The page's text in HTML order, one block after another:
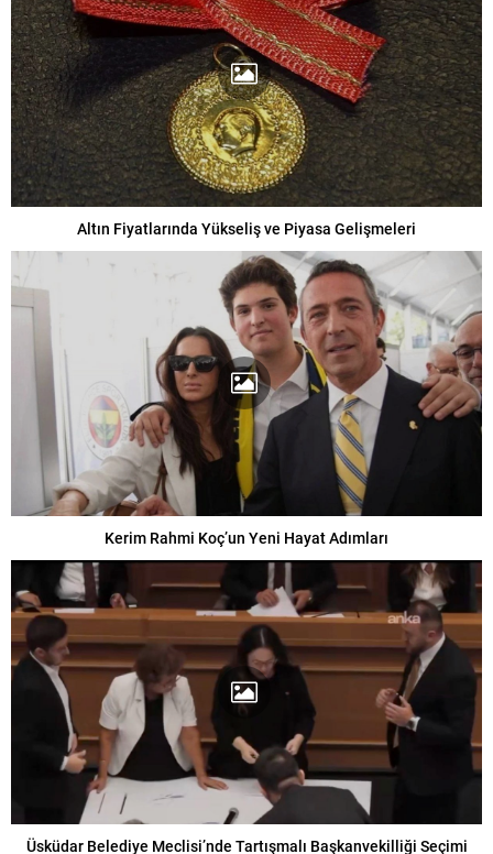
Altın Fiyatlarında Yükseliş ve Piyasa Gelişmeleri
Kerim Rahmi Koç’un Yeni Hayat Adımları
Üsküdar Belediye Meclisi’nde Tartışmalı Başkanvekilliği Seçimi